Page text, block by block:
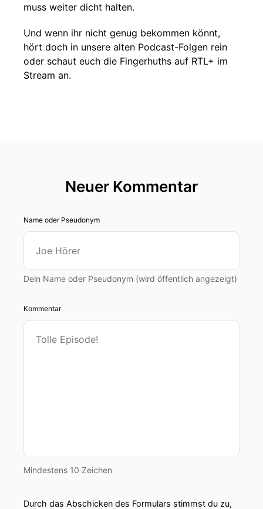
muss weiter dicht halten.
Und wenn ihr nicht genug bekommen könnt,
hört doch in unsere alten Podcast-Folgen rein
oder schaut euch die Fingerhuths auf RTL+ im
Stream an.
Neuer Kommentar
Name oder Pseudonym
Dein Name oder Pseudonym (wird öffentlich angezeigt)
Kommentar
Mindestens 10 Zeichen
Durch das Abschicken des Formulars stimmst du zu,